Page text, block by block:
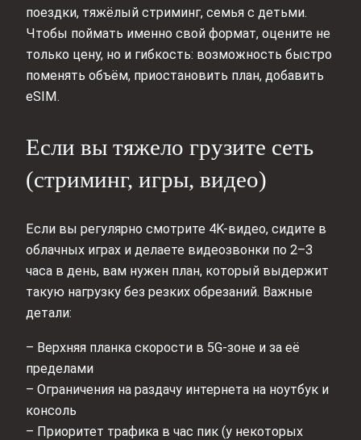
поездки, тяжёлый стриминг, семья с детьми.
Чтобы поймать именно свой формат, оцените не
только цену, но и гибкость: возможность быстро
поменять объём, приостановить план, добавить
eSIM.
Если вы тяжело грузите сеть
(стриминг, игры, видео)
Если вы регулярно смотрите 4K-видео, сидите в
облачных играх и делаете видеозвонки по 2–3
часа в день, вам нужен план, который выдержит
такую нагрузку без резких обрезаний. Важные
детали:
– Верхняя планка скорости в 5G-зоне и за её
пределами
– Ограничения на раздачу интернета на ноутбук и
консоль
– Приоритет трафика в час пик (у некоторых